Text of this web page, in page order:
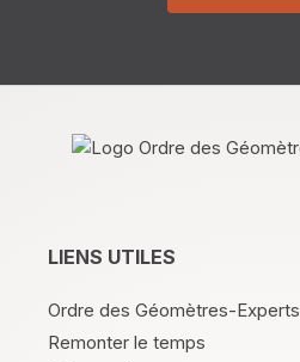
LIENS UTILES
Ordre des Géomètres-Experts
Remonter le temps